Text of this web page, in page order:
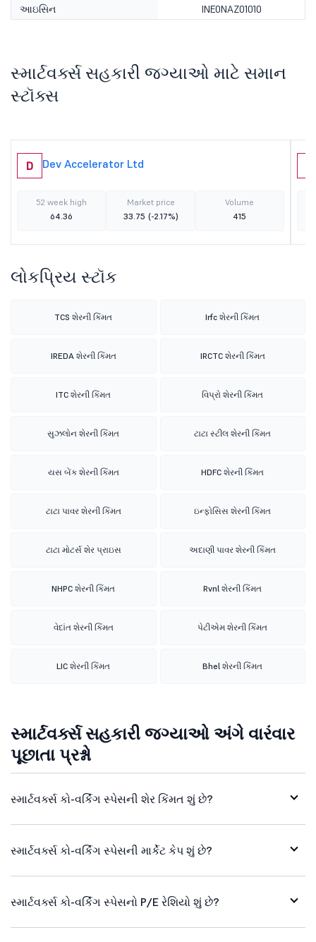
આઇસિન INE0NAZ01010
સ્માર્ટવર્ક્સ સહકારી જગ્યાઓ માટે સમાન
સ્ટૉક્સ
D Dev Accelerator Ltd
52 week high
64.36
Market price
33.75 (-2.17%)
Volume
415
લોકપ્રિય સ્ટૉક
TCS શેરની કિંમત Irfc શેરની કિંમત
IREDA શેરની કિંમત IRCTC શેરની કિંમત
ITC શેરની કિંમત વિપ્રો શેરની કિંમત
સુઝલોન શેરની કિંમત ટાટા સ્ટીલ શેરની કિંમત
યસ બેંક શેરની કિંમત HDFC શેરની કિંમત
ટાટા પાવર શેરની કિંમત ઇન્ફોસિસ શેરની કિંમત
ટાટા મોટર્સ શેર પ્રાઇસ અદાણી પાવર શેરની કિંમત
NHPC શેરની કિંમત Rvnl શેરની કિંમત
વેદાંત શેરની કિંમત પેટીએમ શેરની કિંમત
LIC શેરની કિંમત Bhel શેરની કિંમત
સ્માર્ટવર્ક્સ સહકારી જગ્યાઓ અંગે વારંવાર
પૂછાતા પ્રશ્નો
સ્માર્ટવર્ક્સ કો-વર્કિંગ સ્પેસની શેર કિંમત શું છે?
સ્માર્ટવર્ક્સ કો-વર્કિંગ સ્પેસની માર્કેટ કેપ શું છે?
સ્માર્ટવર્ક્સ કો-વર્કિંગ સ્પેસનો P/E રેશિયો શું છે?